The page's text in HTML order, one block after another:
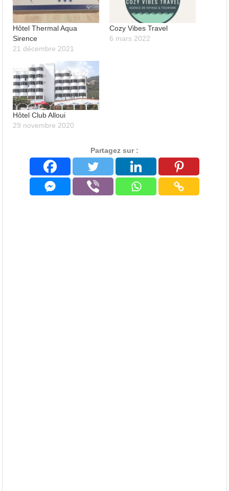
Hôtel Thermal Aqua
Sirence
21 décembre 2021
Cozy Vibes Travel
6 mars 2022
Hôtel Club Alloui
29 novembre 2020
Partagez sur :